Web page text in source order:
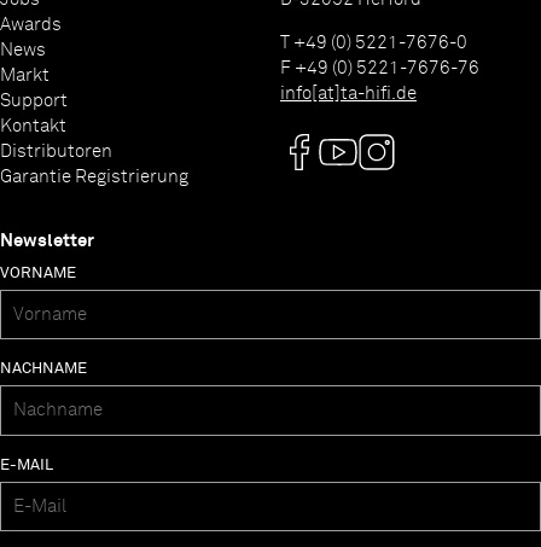
Awards
News
Markt
Support
Kontakt
Distributoren
Garantie Registrierung
T +49 (0) 5221-7676-0
F +49 (0) 5221-7676-76
info[at]ta-hifi.de
Newsletter
VORNAME
NACHNAME
E-MAIL